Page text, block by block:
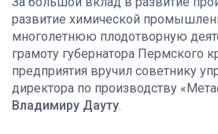
развитие химической
многолетнюю плодотворную
грамоту губернатора Пермского
предприятия вручил советнику
директора по производству
Владимиру Дауту.